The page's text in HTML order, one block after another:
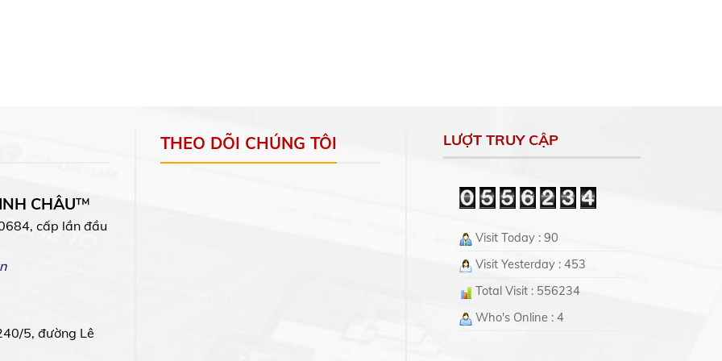
CHÂU™
cấp lần đầu
5, đường Lê
THEO DÕI CHÚNG TÔI LƯỢT TRUY CẬP
Visit Today : 90
Visit Yesterday : 453
Total Visit : 556234
Who's Online : 4